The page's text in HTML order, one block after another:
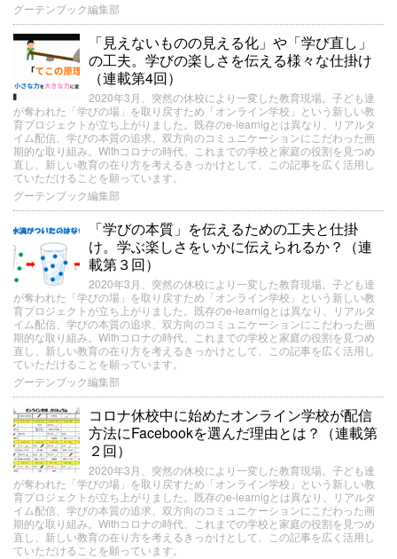
グーテンブック編集部
「見えないものの見える化」や「学び直し」
の工夫。学びの楽しさを伝える様々な仕掛け
（連載第4回）
2020年3月、突然の休校により一変した教育現場。子ども達
が奪われた「学びの場」を取り戻すため「オンライン学校」という新しい教
育プロジェクトが立ち上がりました。既存のe-learnigとは異なり、リアルタ
イム配信、学びの本質の追求、双方向のコミュニケーションにこだわった画
期的な取り組み。Withコロナの時代、これまでの学校と家庭の役割を見つめ
直し、新しい教育の在り方を考えるきっかけとして、この記事を広く活用し
ていただけることを願っています。
グーテンブック編集部
「学びの本質」を伝えるための工夫と仕掛
け。学ぶ楽しさをいかに伝えられるか？（連
載第３回）
2020年3月、突然の休校により一変した教育現場。子ども達
が奪われた「学びの場」を取り戻すため「オンライン学校」という新しい教
育プロジェクトが立ち上がりました。既存のe-learnigとは異なり、リアルタ
イム配信、学びの本質の追求、双方向のコミュニケーションにこだわった画
期的な取り組み。Withコロナの時代、これまでの学校と家庭の役割を見つめ
直し、新しい教育の在り方を考えるきっかけとして、この記事を広く活用し
ていただけることを願っています。
グーテンブック編集部
コロナ休校中に始めたオンライン学校が配信
方法にFacebookを選んだ理由とは？（連載第
２回）
2020年3月、突然の休校により一変した教育現場。子ども達
が奪われた「学びの場」を取り戻すため「オンライン学校」という新しい教
育プロジェクトが立ち上がりました。既存のe-learnigとは異なり、リアルタ
イム配信、学びの本質の追求、双方向のコミュニケーションにこだわった画
期的な取り組み。Withコロナの時代、これまでの学校と家庭の役割を見つめ
直し、新しい教育の在り方を考えるきっかけとして、この記事を広く活用し
ていただけることを願っています。